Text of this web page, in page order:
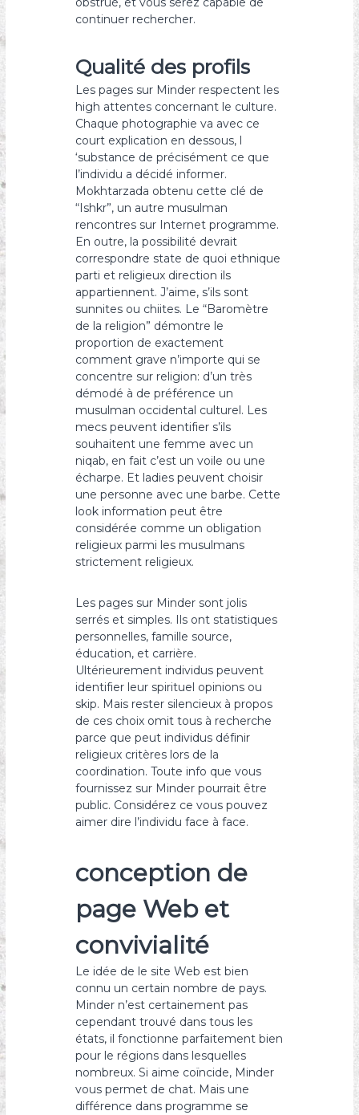
continuer rechercher.
Qualité des profils
Les pages sur Minder respectent les
high attentes concernant le culture.
Chaque photographie va avec ce
court explication en dessous, l
‘substance de précisément ce que
l’individu a décidé informer.
Mokhtarzada obtenu cette clé de
“Ishkr”, un autre musulman
rencontres sur Internet programme.
En outre, la possibilité devrait
correspondre state de quoi ethnique
parti et religieux direction ils
appartiennent. J’aime, s’ils sont
sunnites ou chiites. Le “Baromètre
de la religion” démontre le
proportion de exactement
comment grave n’importe qui se
concentre sur religion: d’un très
démodé à de préférence un
musulman occidental culturel. Les
mecs peuvent identifier s’ils
souhaitent une femme avec un
niqab, en fait c’est un voile ou une
écharpe. Et ladies peuvent choisir
une personne avec une barbe. Cette
look information peut être
considérée comme un obligation
religieux parmi les musulmans
strictement religieux.
Les pages sur Minder sont jolis
serrés et simples. Ils ont statistiques
personnelles, famille source,
éducation, et carrière.
Ultérieurement individus peuvent
identifier leur spirituel opinions ou
skip. Mais rester silencieux à propos
de ces choix omit tous à recherche
parce que peut individus définir
religieux critères lors de la
coordination. Toute info que vous
fournissez sur Minder pourrait être
public. Considérez ce vous pouvez
aimer dire l’individu face à face.
conception de
page Web et
convivialité
Le idée de le site Web est bien
connu un certain nombre de pays.
Minder n’est certainement pas
cependant trouvé dans tous les
états, il fonctionne parfaitement bien
pour le régions dans lesquelles
nombreux. Si aime coïncide, Minder
vous permet de chat. Mais une
différence dans programme se